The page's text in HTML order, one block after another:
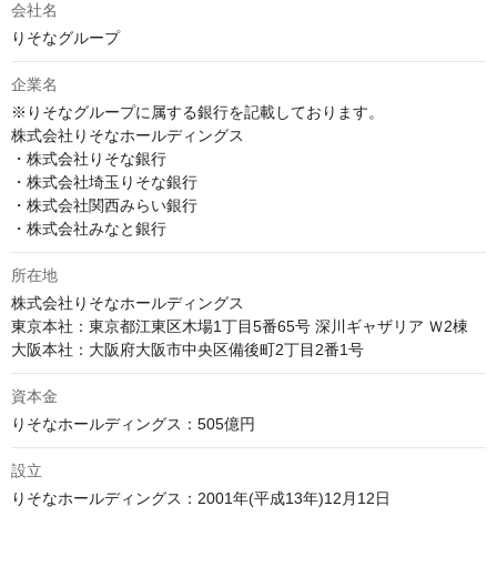
会社名
りそなグループ
企業名
※りそなグループに属する銀行を記載しております。
株式会社りそなホールディングス
・株式会社りそな銀行
・株式会社埼玉りそな銀行
・株式会社関西みらい銀行
・株式会社みなと銀行
所在地
株式会社りそなホールディングス
東京本社：東京都江東区木場1丁目5番65号 深川ギャザリア Ｗ2棟
資本金
設立
りそなホールディングス：2001年(平成13年)12月12日